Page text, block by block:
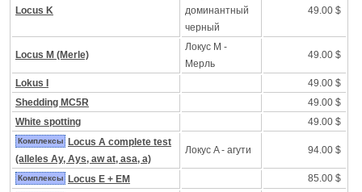
Locus K
доминантный
черный
49.00 $
Locus M (Merle)
Локус M -
Mерль
49.00 $
Lokus I
49.00 $
Shedding MC5R
49.00 $
White spotting
49.00 $
Комплексы
Locus A complete test
(alleles Ay, Ays, aw at, asa, a)
Локус A - агути 94.00 $
Комплексы Locus E + EM 85.00 $